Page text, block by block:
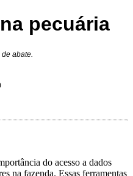
pecuária
abate.
do acesso a dados
na fazenda. Essas ferramentas